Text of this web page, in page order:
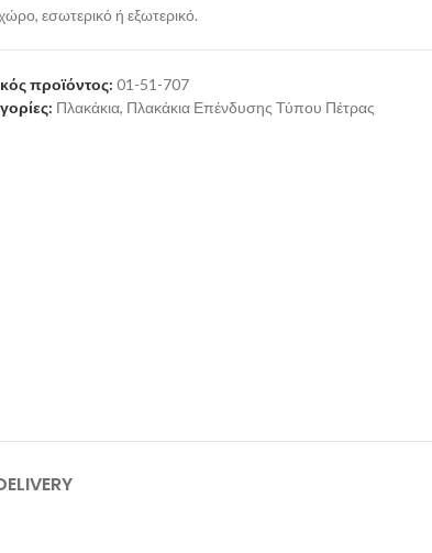
εσωτερικό ή εξωτερικό.
προϊόντος: 01-51-707
Πλακάκια, Πλακάκια Επένδυσης Τύπου Πέτρας